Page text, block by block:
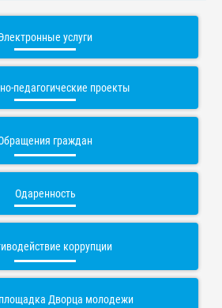
услуги
педагогические проекты
граждан
Одаренность
коррупции
Дворца молодежи